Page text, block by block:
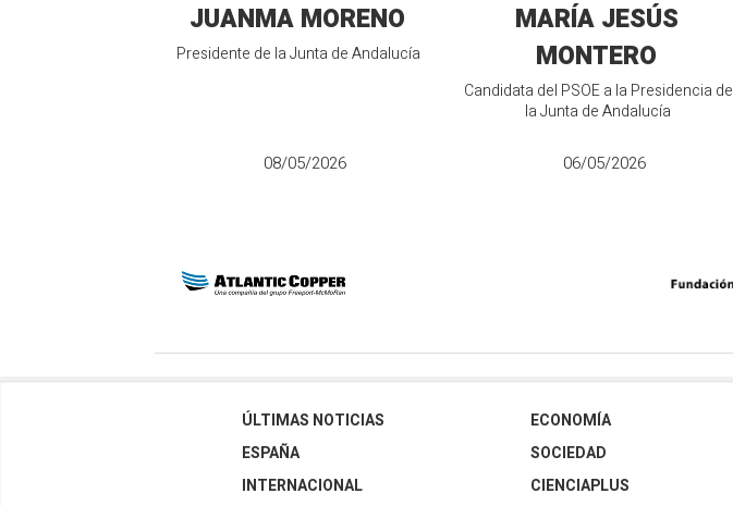
JUANMA MORENO
Presidente de la Junta de Andalucía
08/05/2026
MARÍA JESÚS
MONTERO
Candidata del PSOE a la Presidencia de
la Junta de Andalucía
06/05/2026
ÚLTIMAS NOTICIAS
ESPAÑA
INTERNACIONAL
ECONOMÍA
SOCIEDAD
CIENCIAPLUS